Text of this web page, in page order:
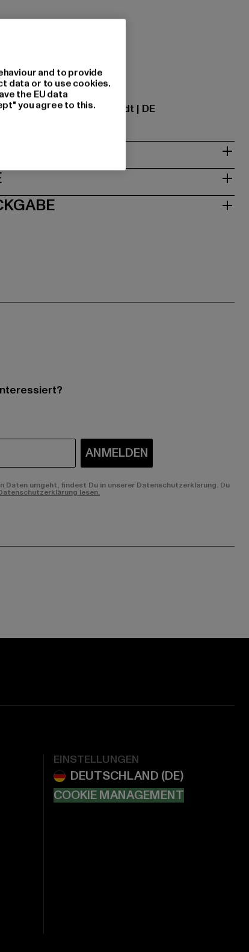
100% Baumwolle
GmbH |info@tbint.de
7 | 64372 Ober-Ramstadt | DE
ANMELDEN
Daten umgeht, findest Du in unserer Datenschutzerklärung. Du
lesen.
EINSTELLUNGEN
COOKIE MANAGEMENT
and to provide
data or to use cookies.
the EU data
you agree to this.